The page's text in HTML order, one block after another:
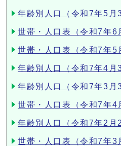
年齢別人口（令和7年5月
世帯・人口表（令和7年6
世帯・人口表（令和7年5
年齢別人口（令和7年4月
年齢別人口（令和7年3月
世帯・人口表（令和7年4
年齢別人口（令和7年2月
世帯・人口表（令和7年3